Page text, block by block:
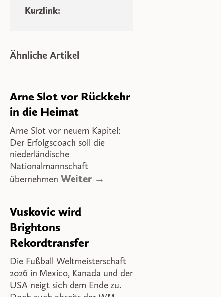
Kurzlink:
Ähnliche Artikel
Arne Slot vor Rückkehr
in die Heimat
Arne Slot vor neuem Kapitel:
Der Erfolgscoach soll die
niederländische
Nationalmannschaft
übernehmen Weiter →
Vuskovic wird
Brightons
Rekordtransfer
Die Fußball Weltmeisterschaft
2026 in Mexico, Kanada und der
USA neigt sich dem Ende zu.